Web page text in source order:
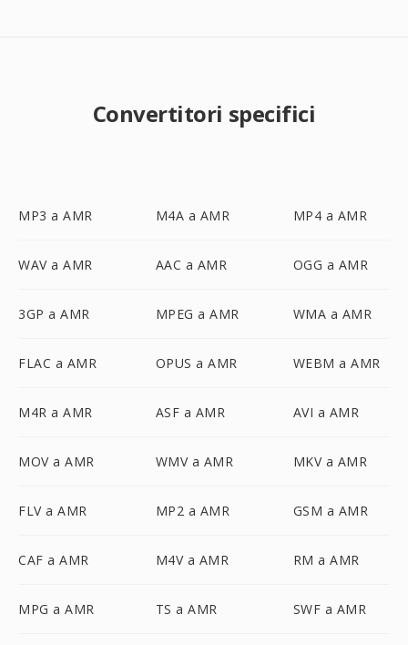
Convertitori specifici
MP3 a AMR M4A a AMR MP4 a AMR
WAV a AMR AAC a AMR OGG a AMR
3GP a AMR MPEG a AMR WMA a AMR
FLAC a AMR OPUS a AMR WEBM a AMR
M4R a AMR ASF a AMR AVI a AMR
MOV a AMR WMV a AMR MKV a AMR
FLV a AMR MP2 a AMR GSM a AMR
CAF a AMR M4V a AMR RM a AMR
MPG a AMR TS a AMR SWF a AMR